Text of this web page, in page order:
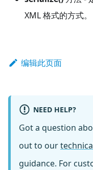
XML 格式的方式。
编辑此页面
NEED HELP?
Got a question
out to our
guidance. For